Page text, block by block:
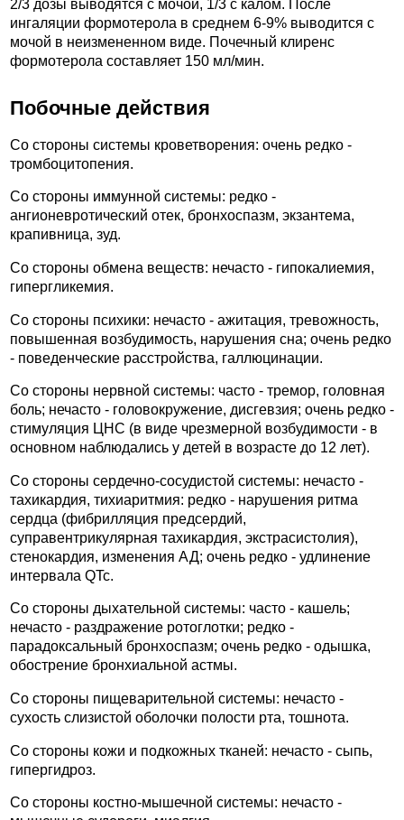
2/3 дозы выводятся с мочой, 1/3 с калом. После
ингаляции формотерола в среднем 6-9% выводится с
мочой в неизмененном виде. Почечный клиренс
формотерола составляет 150 мл/мин.
Побочные действия
Со стороны системы кроветворения: очень редко -
тромбоцитопения.
Со стороны иммунной системы: редко -
ангионевротический отек, бронхоспазм, экзантема,
крапивница, зуд.
Со стороны обмена веществ: нечасто - гипокалиемия,
гипергликемия.
Со стороны психики: нечасто - ажитация, тревожность,
повышенная возбудимость, нарушения сна; очень редко
- поведенческие расстройства, галлюцинации.
Со стороны нервной системы: часто - тремор, головная
боль; нечасто - головокружение, дисгевзия; очень редко -
стимуляция ЦНС (в виде чрезмерной возбудимости - в
основном наблюдались у детей в возрасте до 12 лет).
Со стороны сердечно-сосудистой системы: нечасто -
тахикардия, тихиаритмия: редко - нарушения ритма
сердца (фибрилляция предсердий,
суправентрикулярная тахикардия, экстрасистолия),
стенокардия, изменения АД; очень редко - удлинение
интервала QTc.
Со стороны дыхательной системы: часто - кашель;
нечасто - раздражение ротоглотки; редко -
парадоксальный бронхоспазм; очень редко - одышка,
обострение бронхиальной астмы.
Со стороны пищеварительной системы: нечасто -
сухость слизистой оболочки полости рта, тошнота.
Со стороны кожи и подкожных тканей: нечасто - сыпь,
гипергидроз.
Со стороны костно-мышечной системы: нечасто -